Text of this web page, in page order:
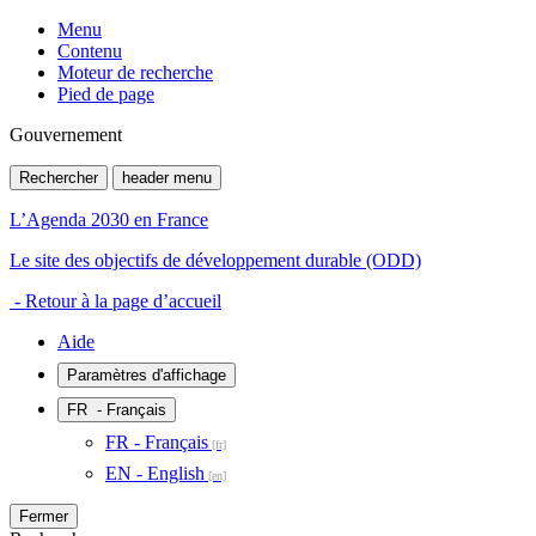
Menu
Contenu
Moteur de recherche
Pied de page
Gouvernement
Rechercher header menu
L’Agenda 2030 en France
Le site des objectifs de développement durable (ODD)
- Retour à la page d’accueil
Aide
Paramètres d'affichage
FR - Français
FR - Français
EN - English
Fermer